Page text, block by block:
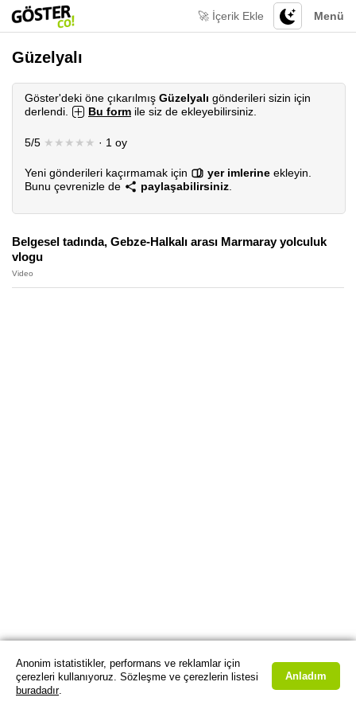
Menü
🚀 İçerik Ekle
Güzelyalı
Göster'deki öne çıkarılmış Güzelyalı gönderileri sizin için
derlendi.
Bu form ile siz de ekleyebilirsiniz.
5/5 ★★★★★ · 1 oy
Yeni gönderileri kaçırmamak için yer imlerine ekleyin.
Bunu çevrenizle de
paylaşabilirsiniz
Belgesel tadında, Gebze-Halkalı arası Marmaray yolculuk
vlogu
Video
Anonim istatistikler, performans ve reklamlar için
çerezleri kullanıyoruz. Sözleşme ve çerezlerin listesi
buradadır.
Anladım